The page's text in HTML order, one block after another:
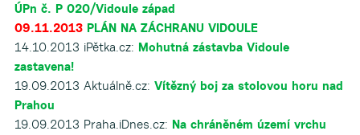
ÚPn č. P 020/Vidoule západ
09.11.2013 PLÁN NA ZÁCHRANU VIDOULE
14.10.2013 iPětka.cz: Mohutná zástavba Vidoule
zastavena!
19.09.2013 Aktuálně.cz: Vítězný boj za stolovou horu nad
Prahou
19.09.2013 Praha.iDnes.cz: Na chráněném území vrchu